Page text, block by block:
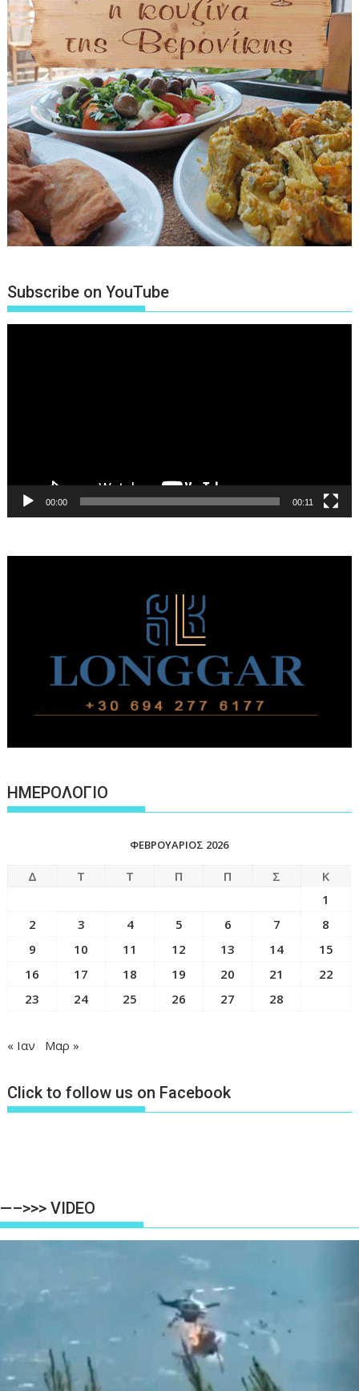
Subscribe on YouTube
00:00 00:11
ΗΜΕΡΟΛΟΓΙΟ
ΦΕΒΡΟΥΆΡΙΟΣ 2026
Δ Τ Τ Π Π Σ
Κ
1
2
3 4 5 6 7
8
9
10 11 12 13 14
15
16
17 18 19 20 21
22
23
24 25 26 27 28
« Ιαν Μαρ »
Click to follow us on Facebook
—–>>> VIDEO